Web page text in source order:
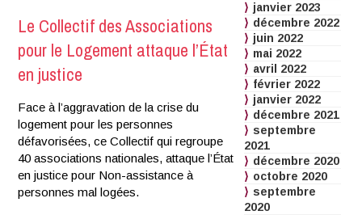
Le Collectif des Associations
pour le Logement attaque l’État
en justice
Face à l’aggravation de la crise du
logement pour les personnes
défavorisées, ce Collectif qui regroupe
40 associations nationales, attaque l’État
en justice pour Non-assistance à
personnes mal logées.
janvier 2023
décembre 2022
juin 2022
mai 2022
avril 2022
février 2022
janvier 2022
décembre 2021
septembre
2021
décembre 2020
octobre 2020
septembre
2020